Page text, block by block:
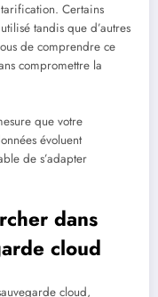
Certains
tandis que d’autres
de comprendre ce
compromettre la
que votre
évoluent
de s’adapter
dans
cloud
cloud,